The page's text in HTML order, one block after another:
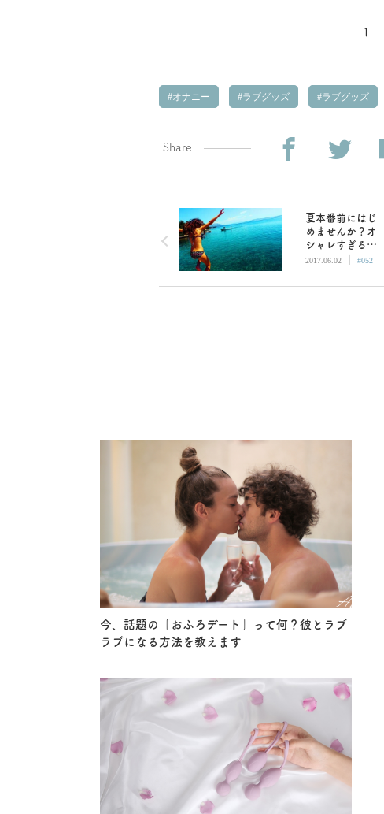
1
オナニー ラブグッズ ラブグッズ
Share
夏本番前にはじ
めませんか？オ
シャレすぎる人
気デリケートゾ
ントルウォッシ
2017.06.02 | #052
今、話題の「おふろデート」って何？彼とラブ
ラブになる方法を教えます